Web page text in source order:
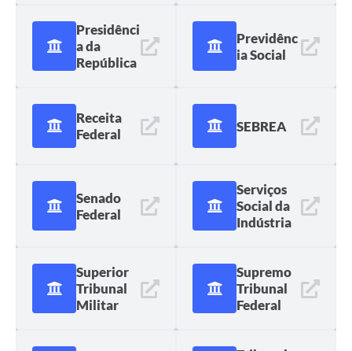
Presidênci
a da
República
Previdênc
ia Social
Receita
Federal
SEBREA
Senado
Federal
Serviços
Social da
Indústria
Superior
Tribunal
Militar
Supremo
Tribunal
Federal